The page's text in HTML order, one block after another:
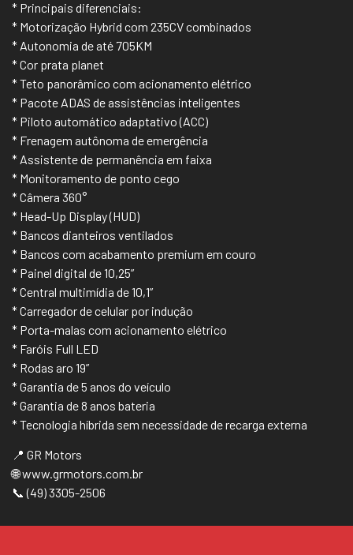
* Principais diferenciais:
* Motorização Hybrid com 235CV combinados
* Autonomia de até 705KM
* Cor prata planet
* Teto panorâmico com acionamento elétrico
* Pacote ADAS de assistências inteligentes
* Piloto automático adaptativo (ACC)
* Frenagem autônoma de emergência
* Assistente de permanência em faixa
* Monitoramento de ponto cego
* Câmera 360°
* Head-Up Display (HUD)
* Bancos dianteiros ventilados
* Bancos com acabamento premium em couro
* Painel digital de 10,25”
* Central multimídia de 10,1”
* Carregador de celular por indução
* Porta-malas com acionamento elétrico
* Faróis Full LED
* Rodas aro 19”
* Garantia de 5 anos do veículo
* Garantia de 8 anos bateria
* Tecnologia híbrida sem necessidade de recarga externa
📍 GR Motors
🌐 www.grmotors.com.br
📞 (49) 3305-2506